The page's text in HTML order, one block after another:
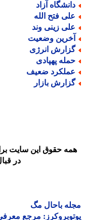
آزاد
فتح الله
زینی وند
وضعیت
انرژی
پهپادی
ضعیف
بازار
حقوق این سایت
در قبال
باحال مگ
مرجع معرفی